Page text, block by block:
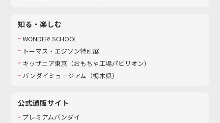
知る・楽しむ
WONDER! SCHOOL
トーマス・エジソン特別展
キッザニア東京（おもちゃ工場パビリオン）​
バンダイミュージアム（栃木県）
公式通販サイト
プレミアムバンダイ